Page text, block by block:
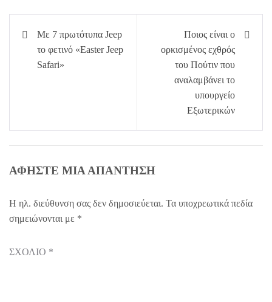
Πλοήγηση
άρθρων
Με 7 πρωτότυπα Jeep
το φετινό «Easter Jeep
Safari»
Ποιος είναι ο
ορκισμένος εχθρός
του Πούτιν που
αναλαμβάνει το
υπουργείο
Εξωτερικών
ΑΦΉΣΤΕ ΜΙΑ ΑΠΆΝΤΗΣΗ
Η ηλ. διεύθυνση σας δεν δημοσιεύεται. Τα υποχρεωτικά πεδία
σημειώνονται με *
ΣΧΌΛΙΟ *